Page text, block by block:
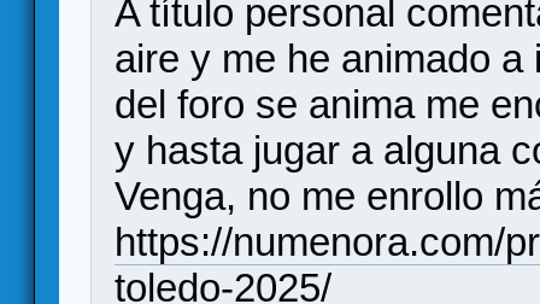
A título personal
aire y me he animado
del foro se anima me
y hasta jugar a alguna
Venga, no me enrollo
https://numenora.com/
toledo-2025/